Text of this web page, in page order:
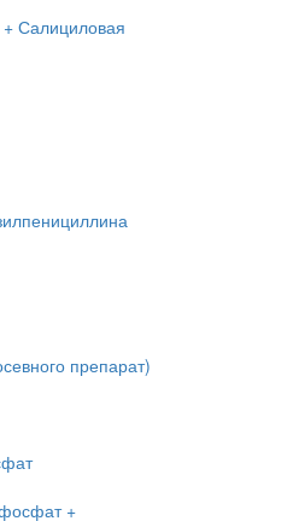
Салициловая
препарат)
+